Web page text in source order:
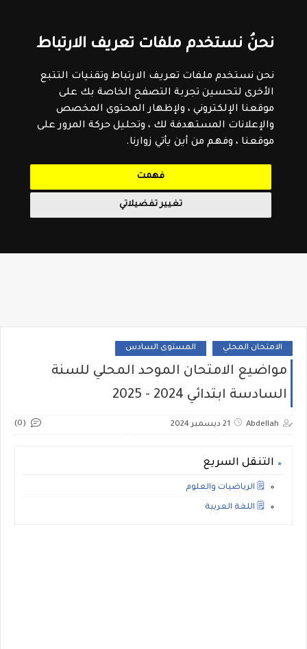
نحنُ نستخدم ملفات تعريف الارتباط
نحن نستخدم ملفات تعريف الارتباط وتقنيات التتبع
الأخرى لتحسين تجربة التصفح الخاصة بك على
موقعنا الإلكتروني ، ولإظهار المحتوى المخصص
والإعلانات المستهدفة لك ، وتحليل حركة المرور على
موقعنا ، وفهم من أين يأتي زوارنا.
فهمت
تغيير تفضيلاتي
الامتحان المحلي المستوى السادس
مواضيع الامتحان الموحد المحلي للسنة
السادسة ابتدائي 2024 - 2025
Abdellah 21 ديسمبر 2024 (0)
التنقل السريع
🗒️ الرياضيات والعلوم
🗒️ اللغة العربية